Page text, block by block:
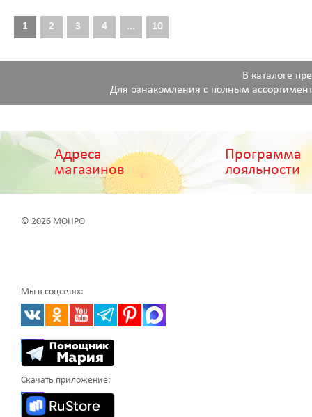
1 2 3 4 ... 10
В каталоге
Для ознакомления с полным
Адреса
магазинов
Программа
лояльности
© 2026 МОНРО
Мы в соцсетях:
Скачать приложение: